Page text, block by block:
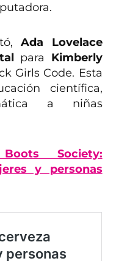
Ada Lovelace
para Kimberly
Girls Code. Esta
científica,
a niñas
Society:
y personas